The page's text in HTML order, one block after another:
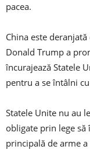
pacea.
China este
Donald Trump a
încurajează Statele
pentru a se întâlni
Statele Unite nu au
obligate prin lege să
principală de arme